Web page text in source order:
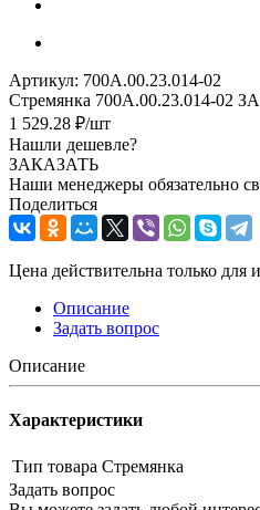
Артикул: 700А.00.23.014-02
Стремянка 700А.00.23.014-02
1 529.28 ₽/шт
Нашли дешевле?
ЗАКАЗАТЬ
Наши менеджеры обязательно
Поделиться
Цена действительна только для
Описание
Задать вопрос
Описание
Характеристики
Тип товара Стремянка
Задать вопрос